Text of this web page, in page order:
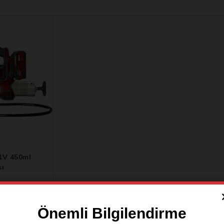
450ml
Önemli Bilgilendirme